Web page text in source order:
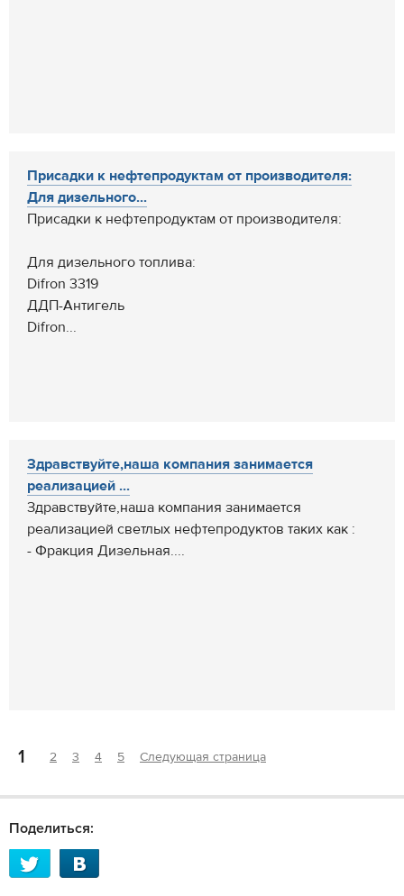
Присадки к нефтепродуктам от производителя:
Для дизельного...
Присадки к нефтепродуктам от производителя:
Для дизельного топлива:
Difron 3319
ДДП-Антигель
Difron...
Здравствуйте,наша компания занимается
реализацией ...
Здравствуйте,наша компания занимается
реализацией светлых нефтепродуктов таких как :
- Фракция Дизельная....
1 2 3 4 5 Следующая страница
Поделиться: